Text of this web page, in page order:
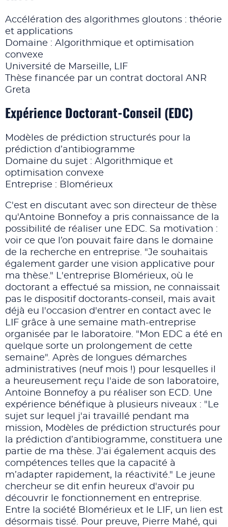
Accélération des algorithmes gloutons : théorie
et applications
Domaine : Algorithmique et optimisation
convexe
Université de Marseille, LIF
Thèse financée par un contrat doctoral ANR
Greta
Expérience Doctorant-Conseil (EDC)
Modèles de prédiction structurés pour la
prédiction d’antibiogramme
Domaine du sujet : Algorithmique et
optimisation convexe
Entreprise : Blomérieux
C'est en discutant avec son directeur de thèse
qu'Antoine Bonnefoy a pris connaissance de la
possibilité de réaliser une EDC. Sa motivation :
voir ce que l’on pouvait faire dans le domaine
de la recherche en entreprise. "Je souhaitais
également garder une vision applicative pour
ma thèse." L'entreprise Blomérieux, où le
doctorant a effectué sa mission, ne connaissait
pas le dispositif doctorants-conseil, mais avait
déjà eu l'occasion d'entrer en contact avec le
LIF grâce à une semaine math-entreprise
organisée par le laboratoire. "Mon EDC a été en
quelque sorte un prolongement de cette
semaine". Après de longues démarches
administratives (neuf mois !) pour lesquelles il
a heureusement reçu l'aide de son laboratoire,
Antoine Bonnefoy a pu réaliser son ECD. Une
expérience bénéfique à plusieurs niveaux : "Le
sujet sur lequel j'ai travaillé pendant ma
mission, Modèles de prédiction structurés pour
la prédiction d’antibiogramme, constituera une
partie de ma thèse. J'ai également acquis des
compétences telles que la capacité à
m’adapter rapidement, la réactivité." Le jeune
chercheur se dit enfin heureux d'avoir pu
découvrir le fonctionnement en entreprise.
Entre la société Blomérieux et le LIF, un lien est
désormais tissé. Pour preuve, Pierre Mahé, qui